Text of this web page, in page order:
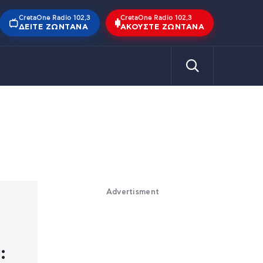
CretaOne Radio 102,3
ΔΕΊΤΕ ΖΩΝΤΑΝΆ
CretaOne Radio 102,3
ΑΚΟΎΣΤΕ ΖΩΝΤΑΝΆ
Advertisment